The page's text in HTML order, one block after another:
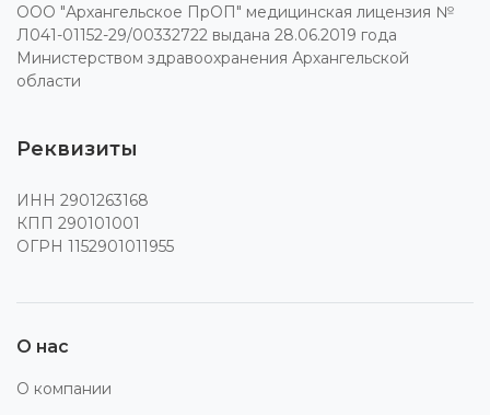
ООО "Архангельское ПрОП" медицинская лицензия №
Л041-01152-29/00332722 выдана 28.06.2019 года
Министерством здравоохранения Архангельской
области
Реквизиты
ИНН 2901263168
КПП 290101001
ОГРН 1152901011955
О нас
О компании